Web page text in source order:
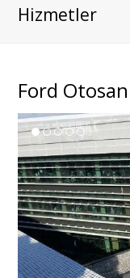
Hizmetler
Ford